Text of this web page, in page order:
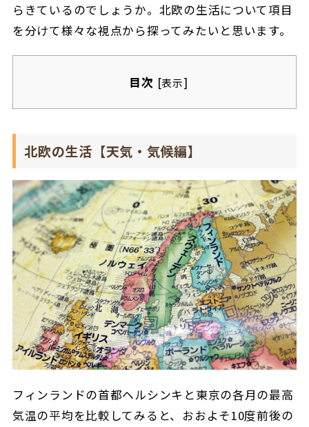
らきているのでしょうか。北欧の生活について項目
を分けて様々な視点から探ってみたいと思います。
目次 [表示]
北欧の生活【天気・気候編】
フィンランドの首都ヘルシンキと東京の各月の最高
気温の平均を比較してみると、おおよそ10度前後の